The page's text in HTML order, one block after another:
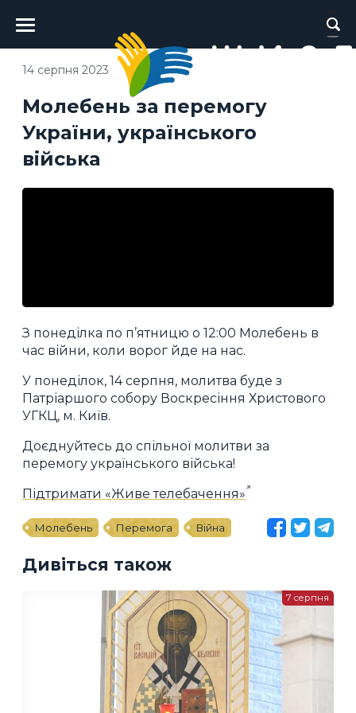
Головне
меню
Молебень за перемогу
України, українського
війська
14 серпня 2023
З понеділка по п’ятницю о 12:00 Молебень в
час війни, коли ворог йде на нас.
У понеділок, 14 серпня, молитва буде з
Патріаршого собору Воскресіння Христового
УГКЦ, м. Київ.
Доєднуйтесь до спільної молитви за
перемогу українського війська!
Підтримати «Живе телебачення»
Молебень Перемога Війна
Дивіться також
7 серпня